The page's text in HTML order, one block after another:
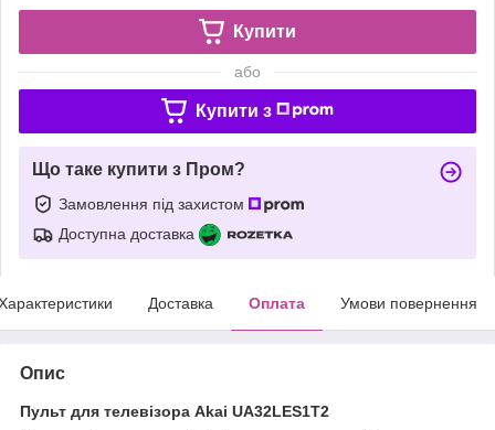
Купити
або
Купити з
Що таке купити з Пром?
Замовлення під захистом
Доступна доставка
Доставка Оплата Умови повернення
Опис
Пульт для телевізора Akai UA32LES1T2